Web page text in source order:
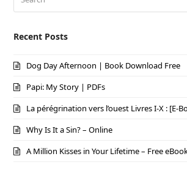
Recent Posts
Dog Day Afternoon | Book Download Free
Papi: My Story | PDFs
La pérégrination vers l’ouest Livres I-X : [E-
Why Is It a Sin? – Online
A Million Kisses in Your Lifetime – Free